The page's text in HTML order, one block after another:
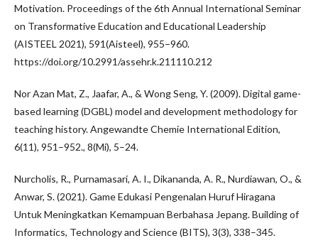
Motivation. Proceedings of the 6th Annual International Seminar
on Transformative Education and Educational Leadership
(AISTEEL 2021), 591(Aisteel), 955–960.
https://doi.org/10.2991/assehr.k.211110.212
Nor Azan Mat, Z., Jaafar, A., & Wong Seng, Y. (2009). Digital game-
based learning (DGBL) model and development methodology for
teaching history. Angewandte Chemie International Edition,
6(11), 951–952., 8(Mi), 5–24.
Nurcholis, R., Purnamasari, A. I., Dikananda, A. R., Nurdiawan, O., &
Anwar, S. (2021). Game Edukasi Pengenalan Huruf Hiragana
Untuk Meningkatkan Kemampuan Berbahasa Jepang. Building of
Informatics, Technology and Science (BITS), 3(3), 338–345.